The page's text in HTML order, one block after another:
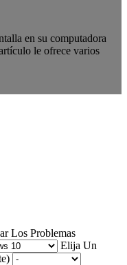
en su computadora
le ofrece varios
Los Problemas
Elija Un